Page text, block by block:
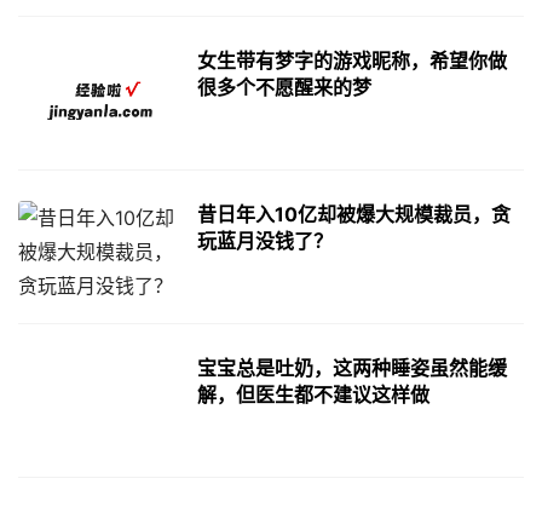
女生带有梦字的游戏昵称，希望你做
很多个不愿醒来的梦
昔日年入10亿却被爆大规模裁员，贪
玩蓝月没钱了？
宝宝总是吐奶，这两种睡姿虽然能缓
解，但医生都不建议这样做